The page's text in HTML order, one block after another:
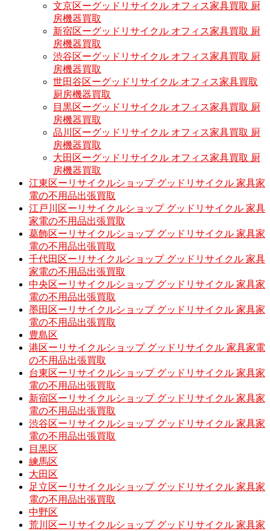
文京区ーグッドリサイクル オフィス家具買取 厨
房機器買取
新宿区ーグッドリサイクル オフィス家具買取 厨
房機器買取
渋谷区ーグッドリサイクル オフィス家具買取 厨
房機器買取
世田谷区ーグッドリサイクル オフィス家具買取
厨房機器買取
目黒区ーグッドリサイクル オフィス家具買取 厨
房機器買取
品川区ーグッドリサイクル オフィス家具買取 厨
房機器買取
大田区ーグッドリサイクル オフィス家具買取 厨
房機器買取
江東区ーリサイクルショップ グッドリサイクル 家具家
電の不用品出張買取
江戸川区ーリサイクルショップ グッドリサイクル 家具
家電の不用品出張買取
葛飾区ーリサイクルショップ グッドリサイクル 家具家
電の不用品出張買取
千代田区ーリサイクルショップ グッドリサイクル 家具
家電の不用品出張買取
中央区ーリサイクルショップ グッドリサイクル 家具家
電の不用品出張買取
墨田区ーリサイクルショップ グッドリサイクル 家具家
電の不用品出張買取
豊島区
港区ーリサイクルショップ グッドリサイクル 家具家電
の不用品出張買取
台東区ーリサイクルショップ グッドリサイクル 家具家
電の不用品出張買取
新宿区ーリサイクルショップ グッドリサイクル 家具家
電の不用品出張買取
渋谷区ーリサイクルショップ グッドリサイクル 家具家
電の不用品出張買取
目黒区
練馬区
大田区
足立区ーリサイクルショップ グッドリサイクル 家具家
電の不用品出張買取
中野区
荒川区ーリサイクルショップ グッドリサイクル 家具家